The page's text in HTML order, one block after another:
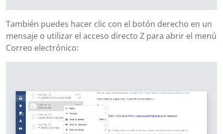
También puedes hacer clic con el botón derecho en un
mensaje o utilizar el acceso directo Z para abrir el menú
Correo electrónico: